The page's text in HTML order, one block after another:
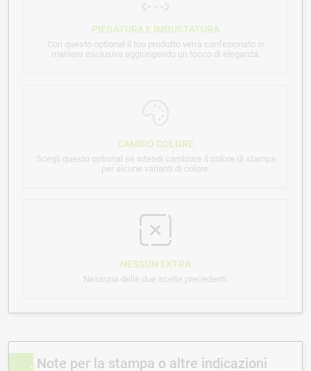
PIEGATURA E IMBUSTATURA
Con questo optional il tuo prodotto verrà confezionato in
maniera esclusiva aggiungendo un tocco di eleganza.
CAMBIO COLORE
Scegli questo optional se intendi cambiare il colore di stampa
per alcune varianti di colore.
NESSUN EXTRA
Nessuna delle due scelte precedenti.
Note per la stampa o altre indicazioni